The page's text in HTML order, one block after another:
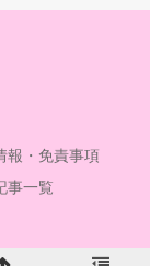
報・免責事項
事一覧